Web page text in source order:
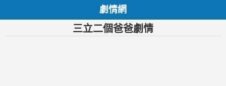
劇情網
三立二個爸爸劇情